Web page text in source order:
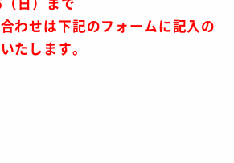
わせは下記のフォームに記入の
たします。